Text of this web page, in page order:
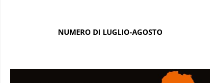
NUMERO DI LUGLIO-AGOSTO